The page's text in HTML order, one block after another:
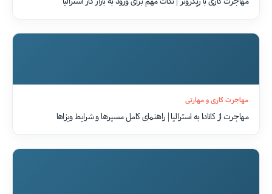
مهاجرت کاری و مهارتی
مهاجرت از کانادا به استرالیا | راهنمای کامل مسیرها و شرایط ویزاها